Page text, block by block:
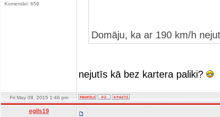
Komentāri: 659
Domāju, ka ar 190 km/h
nejutīs kā bez kartera paliki?
Fri May 08, 2015 1:46 pm
egils19